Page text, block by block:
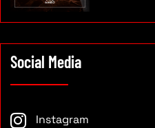
Social Media
Instagram